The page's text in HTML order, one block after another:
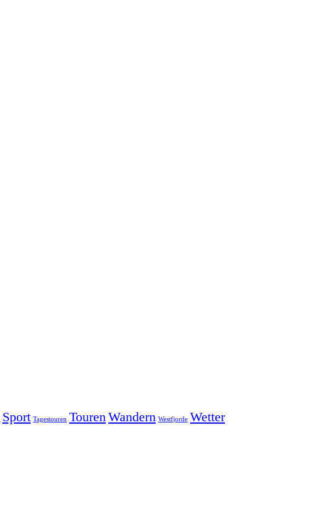
Sport Tagestouren TourenWandern Westfjorde Wetter